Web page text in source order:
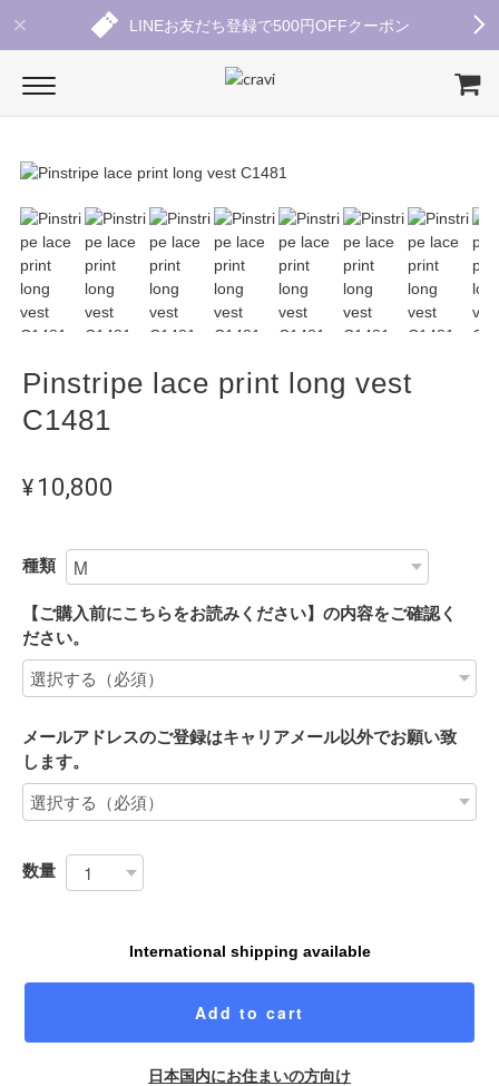
LINEお友だち登録で500円OFFクーポン
Pinstripe lace print long vest
C1481
¥10,800
種類
【ご購入前にこちらをお読みください】の内容をご確認く
ださい。
メールアドレスのご登録はキャリアメール以外でお願い致
します。
数量
International shipping available
Add to cart
日本国内にお住まいの方向け